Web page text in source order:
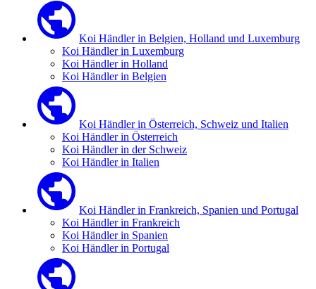
Koi Händler in Belgien, Holland und Luxemburg
Koi Händler in Luxemburg
Koi Händler in Holland
Koi Händler in Belgien
Koi Händler in Österreich, Schweiz und Italien
Koi Händler in Österreich
Koi Händler in der Schweiz
Koi Händler in Italien
Koi Händler in Frankreich, Spanien und Portugal
Koi Händler in Frankreich
Koi Händler in Spanien
Koi Händler in Portugal